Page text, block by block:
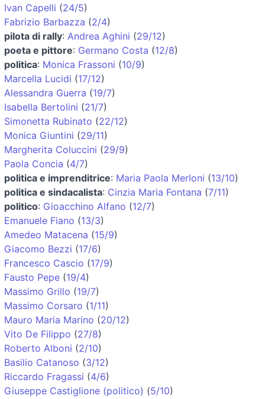
Ivan Capelli (24/5)
Fabrizio Barbazza (2/4)
pilota di rally: Andrea Aghini (29/12)
poeta e pittore: Germano Costa (12/8)
politica: Monica Frassoni (10/9)
Marcella Lucidi (17/12)
Alessandra Guerra (19/7)
Isabella Bertolini (21/7)
Simonetta Rubinato (22/12)
Monica Giuntini (29/11)
Margherita Coluccini (29/9)
Paola Concia (4/7)
politica e imprenditrice: Maria Paola Merloni (13/10)
politica e sindacalista: Cinzia Maria Fontana (7/11)
politico: Gioacchino Alfano (12/7)
Emanuele Fiano (13/3)
Amedeo Matacena (15/9)
Giacomo Bezzi (17/6)
Francesco Cascio (17/9)
Fausto Pepe (19/4)
Massimo Grillo (19/7)
Massimo Corsaro (1/11)
Mauro Maria Marino (20/12)
Vito De Filippo (27/8)
Roberto Alboni (2/10)
Basilio Catanoso (3/12)
Riccardo Fragassi (4/6)
Giuseppe Castiglione (politico) (5/10)